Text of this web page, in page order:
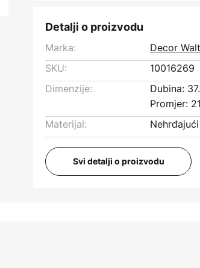
Detalji o proizvodu
Marka:
Decor
SKU:
10016269
Dimenzije:
Dubina:
Promjer:
Materijal:
Svi detalji o proizvodu